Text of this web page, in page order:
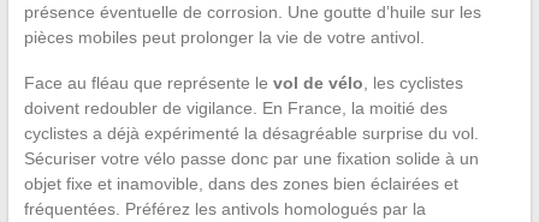
présence éventuelle de corrosion. Une goutte d’huile sur les
pièces mobiles peut prolonger la vie de votre antivol.
Face au fléau que représente le vol de vélo , les cyclistes
doivent redoubler de vigilance. En France, la moitié des
cyclistes a déjà expérimenté la désagréable surprise du vol.
Sécuriser votre vélo passe donc par une fixation solide à un
objet fixe et inamovible, dans des zones bien éclairées et
fréquentées. Préférez les antivols homologués par la